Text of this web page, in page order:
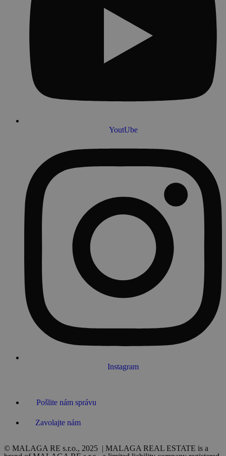
YoutUbe
Instagram
Pošlite nám správu
Zavolajte nám
© MALAGA RE s.r.o., 2025 | MALAGA REAL ESTATE is a